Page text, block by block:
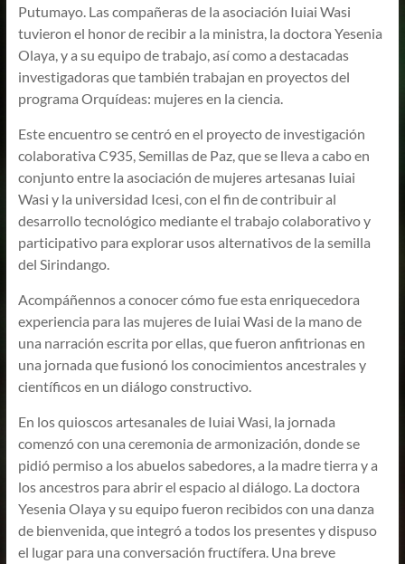
Putumayo. Las compañeras de la asociación Iuiai Wasi
tuvieron el honor de recibir a la ministra, la doctora Yesenia
Olaya, y a su equipo de trabajo, así como a destacadas
investigadoras que también trabajan en proyectos del
programa Orquídeas: mujeres en la ciencia.
Este encuentro se centró en el proyecto de investigación
colaborativa C935, Semillas de Paz, que se lleva a cabo en
conjunto entre la asociación de mujeres artesanas Iuiai
Wasi y la universidad Icesi, con el fin de contribuir al
desarrollo tecnológico mediante el trabajo colaborativo y
participativo para explorar usos alternativos de la semilla
del Sirindango.
Acompáñennos a conocer cómo fue esta enriquecedora
experiencia para las mujeres de Iuiai Wasi de la mano de
una narración escrita por ellas, que fueron anfitrionas en
una jornada que fusionó los conocimientos ancestrales y
científicos en un diálogo constructivo.
En los quioscos artesanales de Iuiai Wasi, la jornada
comenzó con una ceremonia de armonización, donde se
pidió permiso a los abuelos sabedores, a la madre tierra y a
los ancestros para abrir el espacio al diálogo. La doctora
Yesenia Olaya y su equipo fueron recibidos con una danza
de bienvenida, que integró a todos los presentes y dispuso
el lugar para una conversación fructífera. Una breve